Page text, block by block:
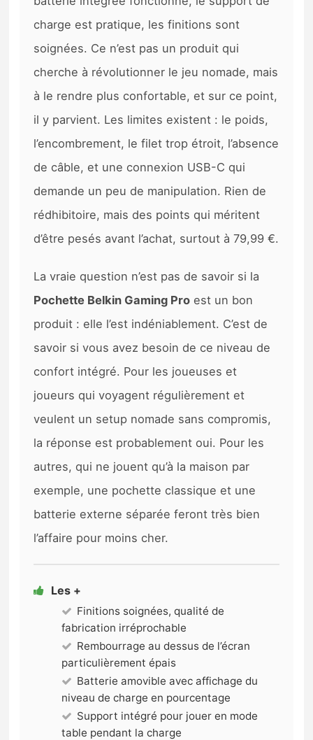
charge est pratique, les finitions sont
soignées. Ce n’est pas un produit qui
cherche à révolutionner le jeu nomade, mais
à le rendre plus confortable, et sur ce point,
il y parvient. Les limites existent : le poids,
l’encombrement, le filet trop étroit, l’absence
de câble, et une connexion USB-C qui
demande un peu de manipulation. Rien de
rédhibitoire, mais des points qui méritent
d’être pesés avant l’achat, surtout à 79,99 €.
La vraie question n’est pas de savoir si la
Pochette Belkin Gaming Pro est un bon
produit : elle l’est indéniablement. C’est de
savoir si vous avez besoin de ce niveau de
confort intégré. Pour les joueuses et
joueurs qui voyagent régulièrement et
veulent un setup nomade sans compromis,
la réponse est probablement oui. Pour les
autres, qui ne jouent qu’à la maison par
exemple, une pochette classique et une
batterie externe séparée feront très bien
l’affaire pour moins cher.
Les +
Finitions soignées, qualité de
fabrication irréprochable
Rembourrage au dessus de l’écran
particulièrement épais
Batterie amovible avec affichage du
niveau de charge en pourcentage
Support intégré pour jouer en mode
table pendant la charge